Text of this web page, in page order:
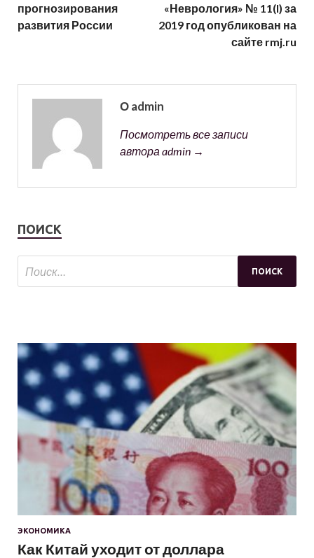
прогнозирования
развития России
«Неврология» № 11(I) за
2019 год опубликован на
сайте rmj.ru
О admin
Посмотреть все записи
автора admin →
ПОИСК
ЭКОНОМИКА
Как Китай уходит от доллара